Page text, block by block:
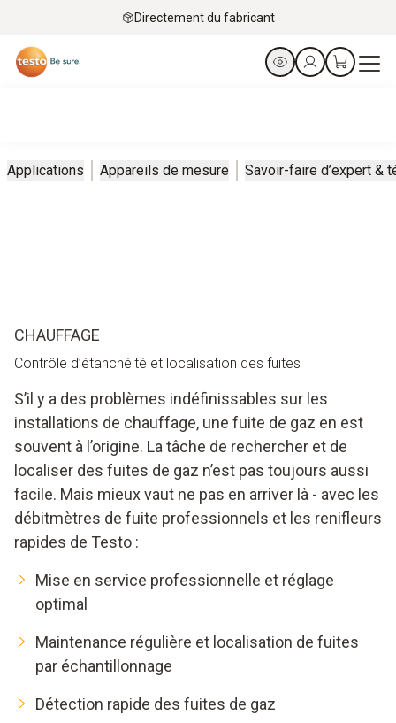
Directement du fabricant
Applications Appareils de mesure Savoir-faire d’expert &
CHAUFFAGE
Contrôle d’étanchéité et localisation des fuites
S’il y a des problèmes indéfinissables sur les
installations de chauffage, une fuite de gaz en est
souvent à l’origine. La tâche de rechercher et de
localiser des fuites de gaz n’est pas toujours aussi
facile. Mais mieux vaut ne pas en arriver là - avec les
débitmètres de fuite professionnels et les renifleurs
rapides de Testo :
Mise en service professionnelle et réglage
optimal
Maintenance régulière et localisation de fuites
par échantillonnage
Détection rapide des fuites de gaz